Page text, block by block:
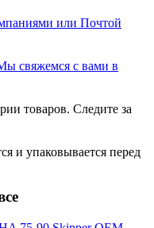
или Почтой
свяжемся с вами в
товаров. Следите за
и упаковывается перед